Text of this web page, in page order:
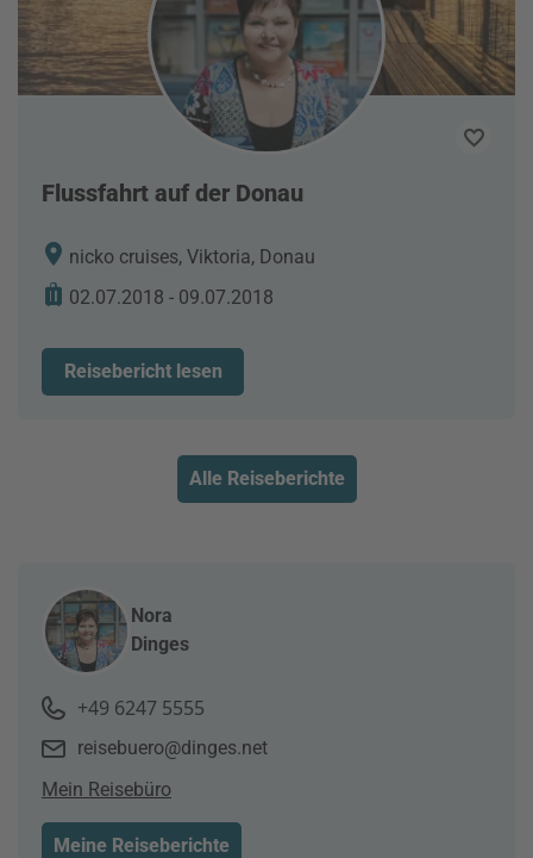
Flussfahrt auf der Donau
nicko cruises, Viktoria, Donau
02.07.2018 - 09.07.2018
Reisebericht lesen
Alle Reiseberichte
Nora
Dinges
+49 6247 5555
reisebuero@dinges.net
Mein Reisebüro
Meine Reiseberichte